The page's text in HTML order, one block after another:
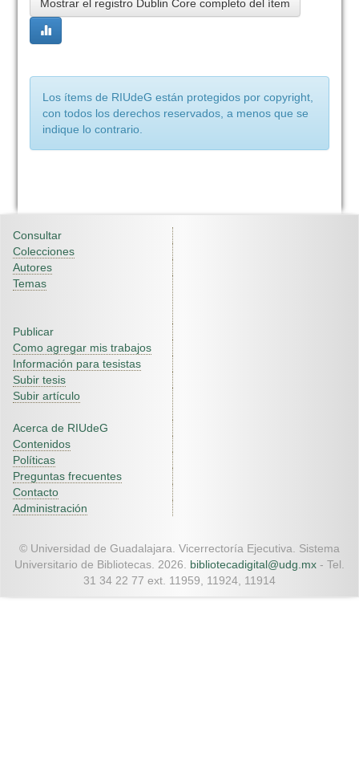
Mostrar el registro Dublin Core completo del ítem
Los ítems de RIUdeG están protegidos por copyright,
con todos los derechos reservados, a menos que se
indique lo contrario.
Consultar
Colecciones
Autores
Temas
Publicar
Como agregar mis trabajos
Información para tesistas
Subir tesis
Subir artículo
Acerca de RIUdeG
Contenidos
Políticas
Preguntas frecuentes
Contacto
Administración
© Universidad de Guadalajara. Vicerrectoría Ejecutiva. Sistema
Universitario de Bibliotecas. 2026. bibliotecadigital@udg.mx - Tel.
31 34 22 77 ext. 11959, 11924, 11914